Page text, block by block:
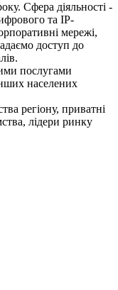
Сфера діяльності -
та IP-
мережі,
доступ до
послугами
населених
регіону, приватні
лідери ринку